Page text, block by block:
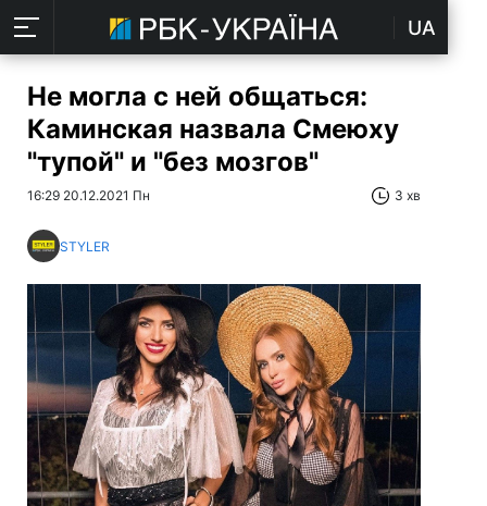
UA
Не могла с ней общаться:
Каминская назвала Смеюху
"тупой" и "без мозгов"
16:29 20.12.2021 Пн 3 хв
STYLER